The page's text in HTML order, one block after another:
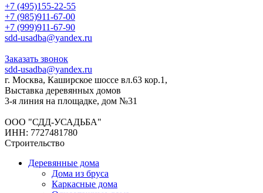
+7 (495)155-22-55
+7 (985)911-67-00
+7 (999)911-67-90
sdd-usadba@yandex.ru
Заказать звонок
sdd-usadba@yandex.ru
г. Москва, Каширское шоссе вл.63 кор.1,
Выставка деревянных домов
3-я линия на площадке, дом №31
ООО "СДД-УСАДЬБА"
ИНН: 7727481780
Строительство
Деревянные дома
Дома из бруса
Каркасные дома